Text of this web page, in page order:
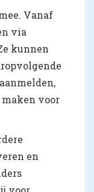
Vanaf
via
kunnen
voor
en